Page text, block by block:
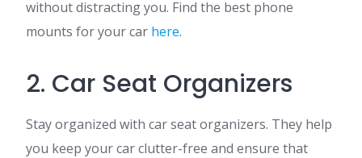
without distracting you. Find the best phone
mounts for your car here.
2. Car Seat Organizers
Stay organized with car seat organizers. They help
you keep your car clutter-free and ensure that